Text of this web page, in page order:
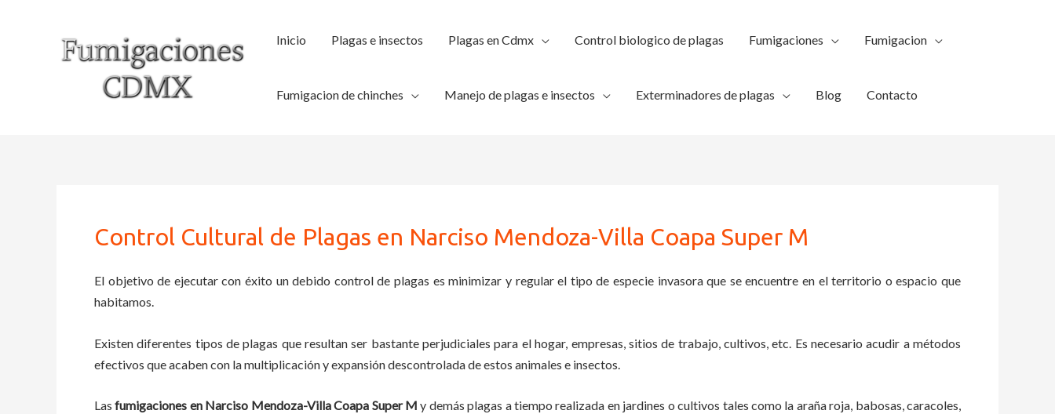
Inicio Plagas e insectos Plagas en Cdmx Control biologico de plagas Fumigaciones Fumigacion
Fumigacion de chinches Manejo de plagas e insectos Exterminadores de plagas Blog Contacto
Control Cultural de Plagas en Narciso Mendoza-Villa Coapa Super M
El objetivo de ejecutar con éxito un debido control de plagas es minimizar y regular el tipo de especie invasora que se encuentre en el territorio o espacio que
habitamos.
Existen diferentes tipos de plagas que resultan ser bastante perjudiciales para el hogar, empresas, sitios de trabajo, cultivos, etc. Es necesario acudir a métodos
efectivos que acaben con la multiplicación y expansión descontrolada de estos animales e insectos.
Las fumigaciones en Narciso Mendoza-Villa Coapa Super My demás plagas atiempo realizada enjardines o cultivos tales como la araña roja, babosas, caracoles,